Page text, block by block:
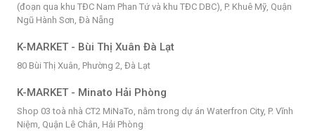
(đoạn qua khu TĐC Nam Phan Tứ và khu TĐC DBC), P. Khuê Mỹ, Quận
Ngũ Hành Sơn, Đà Nẵng
K-MARKET - Bùi Thị Xuân Đà Lạt
80 Bùi Thị Xuân, Phường 2, Đà Lạt
K-MARKET - Minato Hải Phòng
Shop 03 toà nhà CT2 MiNaTo, nằm trong dự án Waterfron City, P. Vĩnh
Niệm, Quận Lê Chân, Hải Phòng